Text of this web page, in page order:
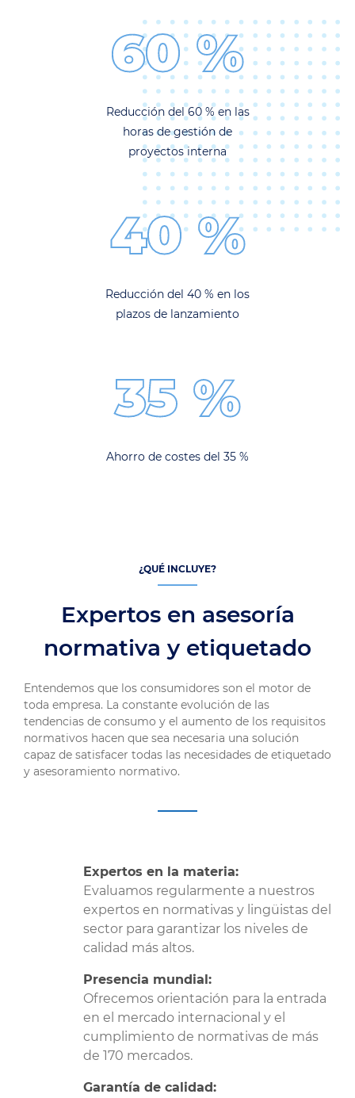
60 %
Reducción del 60 % en las
horas de gestión de
proyectos interna
40 %
Reducción del 40 % en los
plazos de lanzamiento
35 %
Ahorro de costes del 35 %
¿QUÉ INCLUYE?
Expertos en asesoría
normativa y etiquetado
Entendemos que los consumidores son el motor de
toda empresa. La constante evolución de las
tendencias de consumo y el aumento de los requisitos
normativos hacen que sea necesaria una solución
capaz de satisfacer todas las necesidades de etiquetado
y asesoramiento normativo.
Expertos en la materia:
Evaluamos regularmente a nuestros
expertos en normativas y lingüistas del
sector para garantizar los niveles de
calidad más altos.
Presencia mundial:
Ofrecemos orientación para la entrada
en el mercado internacional y el
cumplimiento de normativas de más
de 170 mercados.
Garantía de calidad: